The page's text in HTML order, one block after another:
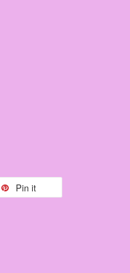
Pin it